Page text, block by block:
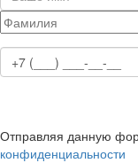
Отправляя данную
конфиденциальности